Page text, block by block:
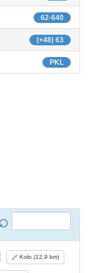
62-640
(+48) 63
PKL
Koło (12,9 km)